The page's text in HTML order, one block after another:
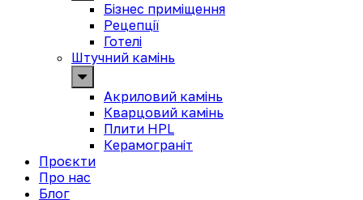
Бізнес приміщення
Рецепції
Готелі
Штучний камінь
Акриловий камінь
Кварцовий камінь
Плити HPL
Керамограніт
Проєкти
Про нас
Блог